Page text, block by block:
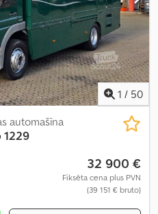
1 / 50
automašīna
32 900 €
Fiksēta cena plus PVN
(39 151 € bruto)